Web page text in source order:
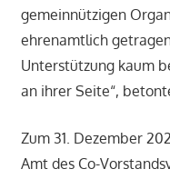
gemeinnützigen
ehrenamtlich
Unterstützung kaum
an ihrer Seite“,
Zum 31. Dezember
Amt des Co-